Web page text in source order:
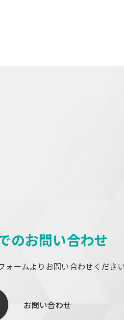
のお問い合わせ
ォームよりお問い合わせくださ
お問い合わせ